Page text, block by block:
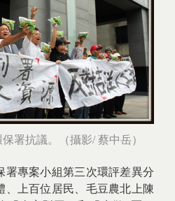
署抗議。（攝影/ 蔡中岳）
署專案小組第三次環評差異分
、上百位居民、毛豆農北上陳